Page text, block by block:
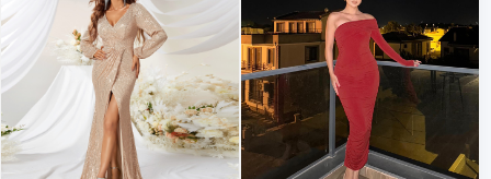
temperamento de moda